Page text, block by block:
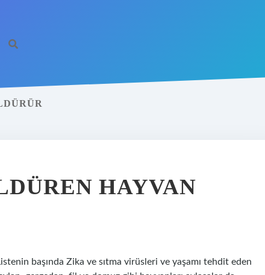
HAYVAN
başında Zika ve sıtma virüsleri ve yaşamı tehdit eden